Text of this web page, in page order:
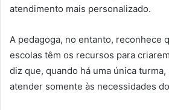
atendimento mais personalizado.
A pedagoga, no entanto, reconhece
escolas têm os recursos para
diz que, quando há uma única turma,
atender somente às necessidades